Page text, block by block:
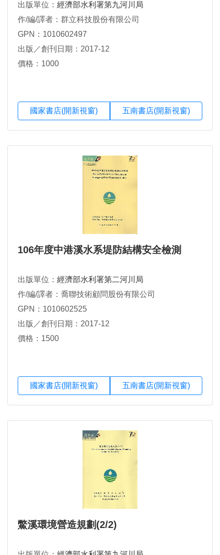
出版單位： 經濟部水利署第九河川局
作/編/譯者：群立科技股份有限公司
GPN：1010602497
出版／創刊日期：2017-12
價格：1000
國家書店(開新視窗) 五南書店(開新視窗)
106年度中港溪水系堤防結構安全檢測
出版單位： 經濟部水利署第二河川局
作/編/譯者：喬聯技術顧問股份有限公司
GPN：1010602525
出版／創刊日期：2017-12
價格：1500
國家書店(開新視窗) 五南書店(開新視窗)
鱉溪環境營造規劃(2/2)